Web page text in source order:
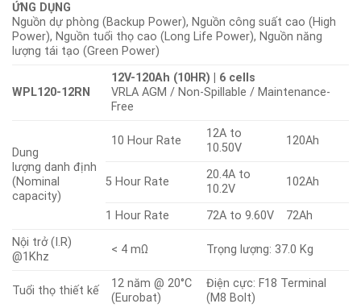
ỨNG DỤNG
Nguồn dự phòng (Backup Power), Nguồn công suất cao (High
Power), Nguồn tuổi thọ cao (Long Life Power), Nguồn năng
lượng tái tạo (Green Power)
WPL120-12RN
12V-120Ah (10HR) | 6 cells
VRLA AGM / Non-Spillable / Maintenance-
Free
Dung
lượng danh định
(Nominal
capacity)
10 Hour Rate
12A to
10.50V
120Ah
5 Hour Rate
20.4A to
10.2V
102Ah
1 Hour Rate 72A to 9.60V
72Ah
Nội trở (I.R)
@1Khz
< 4 mΩ Trọng lượng: 37.0 Kg
Tuổi thọ thiết kế
12 năm @ 20°C
(Eurobat)
Điện cực: F18 Terminal
(M8 Bolt)